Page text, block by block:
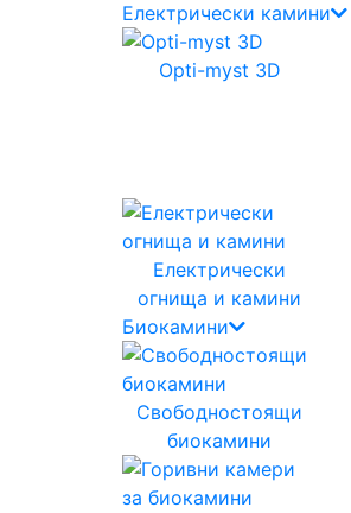
Електрически камини
Opti-myst 3D
Електрически
огнища и камини
Биокамини
Свободностоящи
биокамини